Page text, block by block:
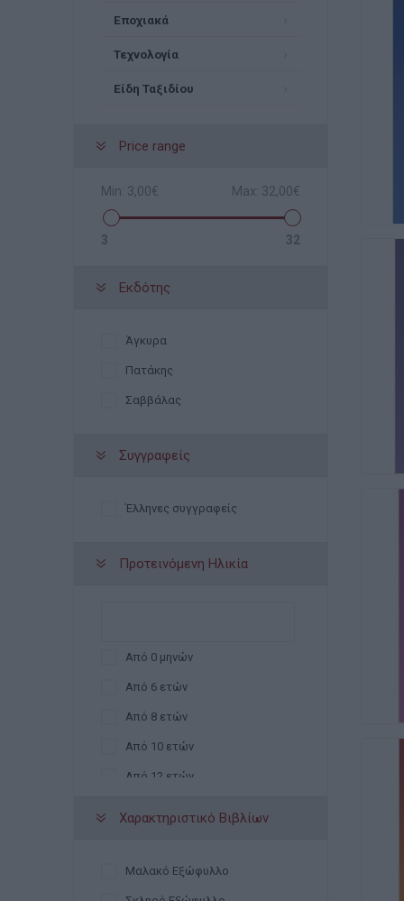
Εποχιακά
Τεχνολογία
Είδη Ταξιδίου
Price range
Min: 3,00€ Max: 32,00€
3 32
Εκδότης
Άγκυρα
Πατάκης
Σαββάλας
Συγγραφείς
Έλληνες συγγραφείς
Προτεινόμενη Ηλικία
Από 0 μηνών
Από 6 ετών
Από 8 ετών
Από 10 ετών
Από 12 ετών
Από 18 ετών
Χαρακτηριστικό Βιβλίων
Μαλακό Εξώφυλλο